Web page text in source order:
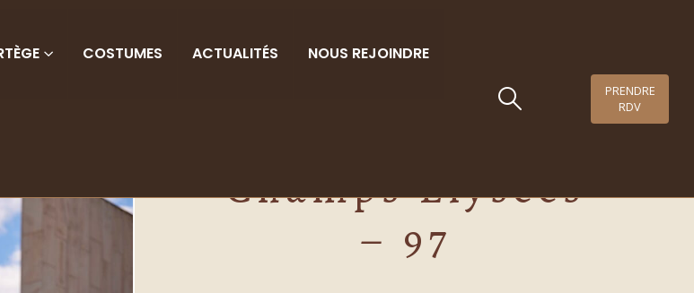
COSTUMES ACTUALITÉS NOUS REJOINDRE
PRENDRE
RDV
Champs Elysées
– 97